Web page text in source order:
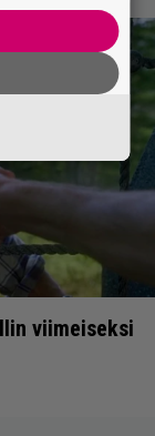
viimeiseksi